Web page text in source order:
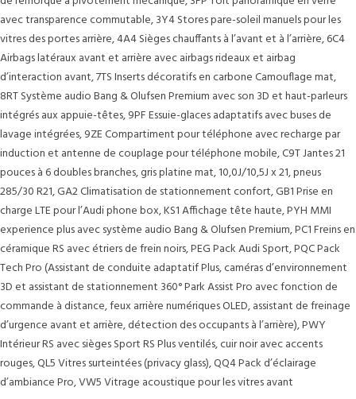
avec transparence commutable, 3Y4 Stores pare-soleil manuels pour les
vitres des portes arrière, 4A4 Sièges chauffants à l’avant et à l’arrière, 6C4
Airbags latéraux avant et arrière avec airbags rideaux et airbag
d’interaction avant, 7TS Inserts décoratifs en carbone Camouflage mat,
8RT Système audio Bang & Olufsen Premium avec son 3D et haut-parleurs
intégrés aux appuie-têtes, 9PF Essuie-glaces adaptatifs avec buses de
lavage intégrées, 9ZE Compartiment pour téléphone avec recharge par
induction et antenne de couplage pour téléphone mobile, C9T Jantes 21
pouces à 6 doubles branches, gris platine mat, 10,0J/10,5J x 21, pneus
285/30 R21, GA2 Climatisation de stationnement confort, GB1 Prise en
charge LTE pour l’Audi phone box, KS1 Affichage tête haute, PYH MMI
experience plus avec système audio Bang & Olufsen Premium, PC1 Freins en
céramique RS avec étriers de frein noirs, PEG Pack Audi Sport, PQC Pack
Tech Pro (Assistant de conduite adaptatif Plus, caméras d’environnement
3D et assistant de stationnement 360° Park Assist Pro avec fonction de
commande à distance, feux arrière numériques OLED, assistant de freinage
d’urgence avant et arrière, détection des occupants à l’arrière), PWY
Intérieur RS avec sièges Sport RS Plus ventilés, cuir noir avec accents
rouges, QL5 Vitres surteintées (privacy glass), QQ4 Pack d’éclairage
d’ambiance Pro, VW5 Vitrage acoustique pour les vitres avant